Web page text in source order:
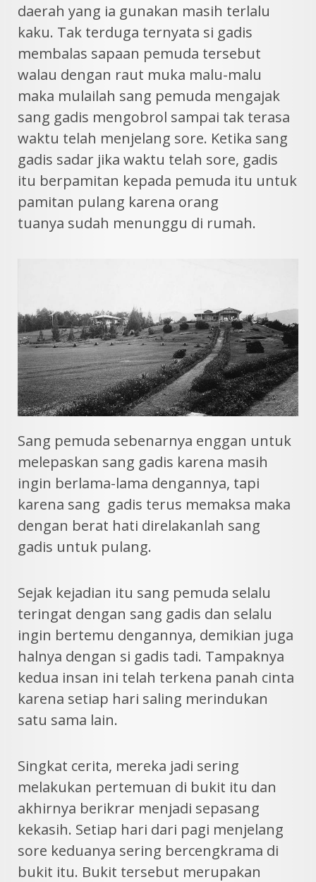
daerah yang ia gunakan masih terlalu
kaku. Tak terduga ternyata si gadis
membalas sapaan pemuda tersebut
walau dengan raut muka malu-malu
maka mulailah sang pemuda mengajak
sang gadis mengobrol sampai tak terasa
waktu telah menjelang sore. Ketika sang
gadis sadar jika waktu telah sore, gadis
itu berpamitan kepada pemuda itu untuk
pamitan pulang karena orang
tuanya sudah menunggu di rumah.
Sang pemuda sebenarnya enggan untuk
melepaskan sang gadis karena masih
ingin berlama-lama dengannya, tapi
karena sang gadis terus memaksa maka
dengan berat hati direlakanlah sang
gadis untuk pulang.
Sejak kejadian itu sang pemuda selalu
teringat dengan sang gadis dan selalu
ingin bertemu dengannya, demikian juga
halnya dengan si gadis tadi. Tampaknya
kedua insan ini telah terkena panah cinta
karena setiap hari saling merindukan
satu sama lain.
Singkat cerita, mereka jadi sering
melakukan pertemuan di bukit itu dan
akhirnya berikrar menjadi sepasang
kekasih. Setiap hari dari pagi menjelang
sore keduanya sering bercengkrama di
bukit itu. Bukit tersebut merupakan